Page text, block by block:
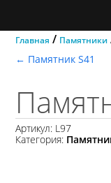
Главная / Памятники
← Памятник S41
Артикул: L97
Категория: